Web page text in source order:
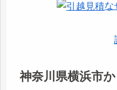
な
神奈川県横浜市